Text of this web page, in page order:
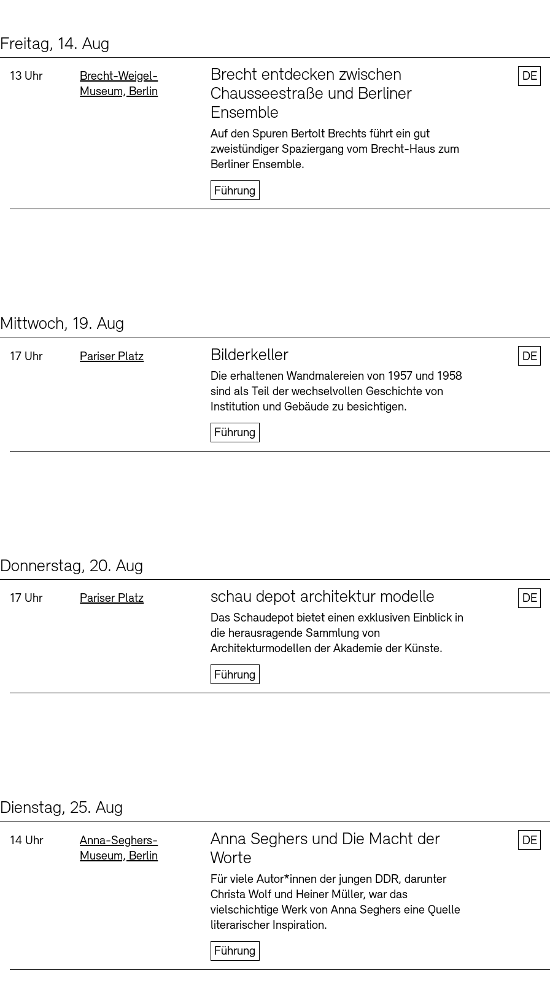
Freitag, 14. Aug
Uhrzeit:
13 Uhr Standort
Brecht-Weigel-
Museum, Berlin
Brecht entdecken zwischen
Chausseestraße und Berliner
Ensemble
Auf den Spuren Bertolt Brechts führt ein gut
zweistündiger Spaziergang vom Brecht-Haus zum
Berliner Ensemble.
Führung
DE
Mittwoch, 19. Aug
Uhrzeit:
17 Uhr Standort
Pariser Platz Bilderkeller
Die erhaltenen Wandmalereien von 1957 und 1958
sind als Teil der wechselvollen Geschichte von
Institution und Gebäude zu besichtigen.
Führung
DE
Donnerstag, 20. Aug
Uhrzeit:
17 Uhr Standort
Pariser Platz schau depot architektur modelle
Das Schaudepot bietet einen exklusiven Einblick in
die herausragende Sammlung von
Architekturmodellen der Akademie der Künste.
Führung
DE
Dienstag, 25. Aug
Uhrzeit:
14 Uhr Standort
Anna-Seghers-
Museum, Berlin
Anna Seghers und Die Macht der
Worte
Für viele Autor*innen der jungen DDR, darunter
Christa Wolf und Heiner Müller, war das
vielschichtige Werk von Anna Seghers eine Quelle
literarischer Inspiration.
Führung
DE